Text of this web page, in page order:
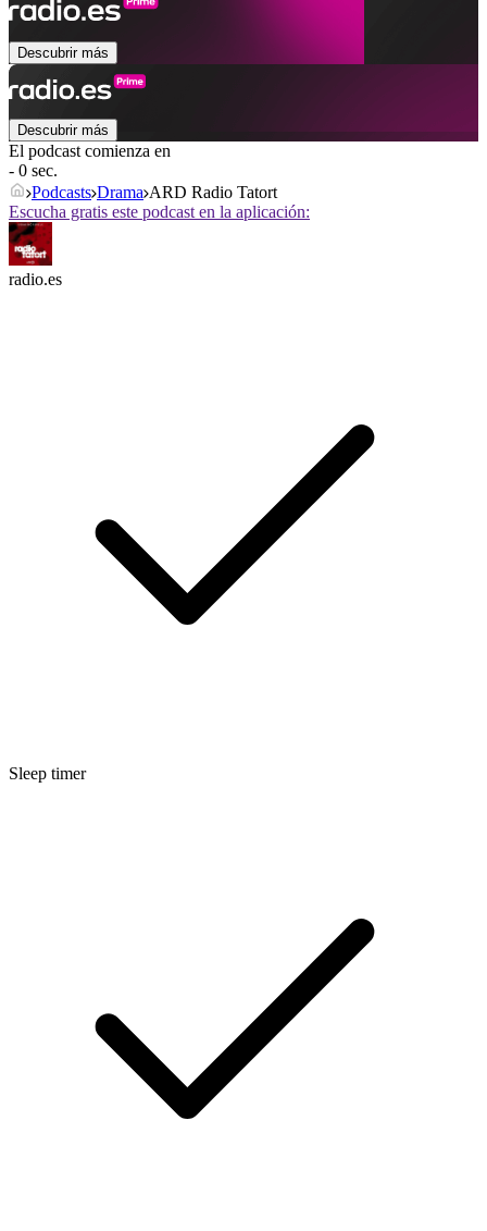
Descubrir más
Descubrir más
El podcast comienza en
- 0 sec.
Podcasts Drama ARD Radio Tatort
Escucha gratis este podcast en la aplicación:
radio.es
Sleep timer